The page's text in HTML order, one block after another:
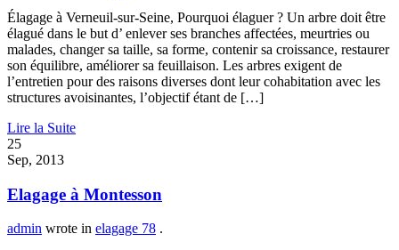
Élagage à Verneuil-sur-Seine, Pourquoi élaguer ? Un arbre doit être
élagué dans le but d’ enlever ses branches affectées, meurtries ou
malades, changer sa taille, sa forme, contenir sa croissance, restaurer
son équilibre, améliorer sa feuillaison. Les arbres exigent de
l’entretien pour des raisons diverses dont leur cohabitation avec les
structures avoisinantes, l’objectif étant de […]
Lire la Suite
25
Sep, 2013
Elagage à Montesson
admin wrote in elagage 78 .